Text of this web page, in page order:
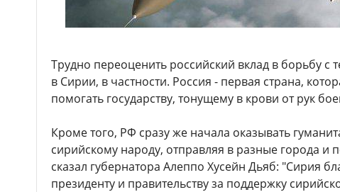
Трудно переоценить российский вклад в борьбу с
в Сирии, в частности. Россия - первая страна,
помогать государству, тонущему в крови от рук
Кроме того, РФ сразу же начала оказывать
сирийскому народу, отправляя в разные города и
сказал губернатора Алеппо Хусейн Дьяб: "Сирия
президенту и правительству за поддержку